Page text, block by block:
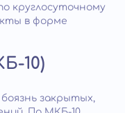
круглосуточному
в форме
10)
закрытых,